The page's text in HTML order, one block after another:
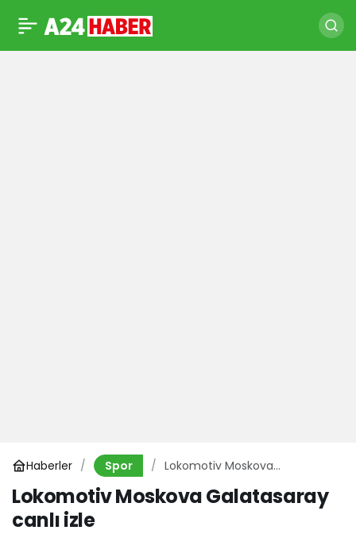
Haberler Spor
Lokomotiv Moskova
Lokomotiv Moskova Galatasaray
canlı izle